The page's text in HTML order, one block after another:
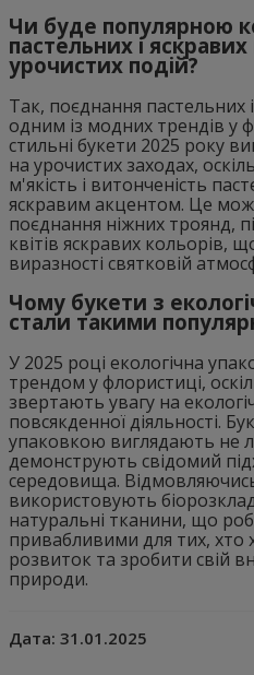
Чи буде популярною
пастельних і яскравих
урочистих подій?
Так, поєднання пастельних
одним із модних трендів у
стильні букети 2025 року
на урочистих заходах,
м'якість і витонченість
яскравим акцентом. Це
поєднання ніжних троянд,
квітів яскравих кольорів,
виразності святковій
Чому букети з
стали такими
У 2025 році екологічна
трендом у флористиці,
звертають увагу на
повсякденної діяльності.
упаковкою виглядають не
демонструють свідомий
середовища.
використовують
натуральні тканини, що
привабливими для тих, хто
розвиток та зробити свій
природи.
Дата: 31.01.2025